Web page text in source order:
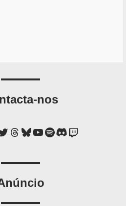
nos
Threads Bluesky YouTube Spotify Discord Twitch